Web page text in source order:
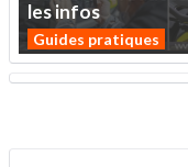
lesinfos
Guides pratiques